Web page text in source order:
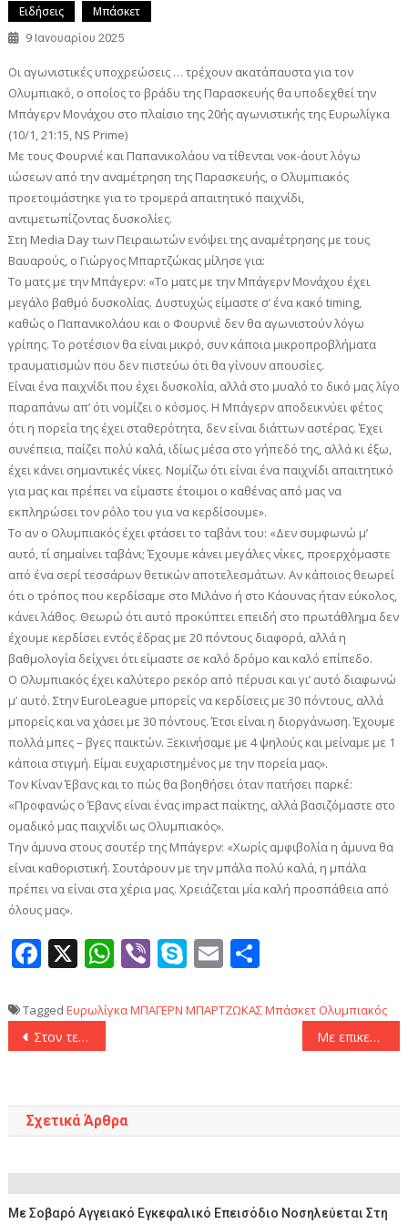
Ειδήσεις Μπάσκετ
9 Ιανουαρίου 2025
Οι αγωνιστικές υποχρεώσεις … τρέχουν ακατάπαυστα για τον
Ολυμπιακό, ο οποίος το βράδυ της Παρασκευής θα υποδεχθεί την
Μπάγερν Μονάχου στο πλαίσιο της 20ής αγωνιστικής της Ευρωλίγκα
(10/1, 21:15, NS Prime)
Με τους Φουρνιέ και Παπανικολάου να τίθενται νοκ-άουτ λόγω
ιώσεων από την αναμέτρηση της Παρασκευής, ο Ολυμπιακός
προετοιμάστηκε για το τρομερά απαιτητικό παιχνίδι,
αντιμετωπίζοντας δυσκολίες.
Στη Media Day των Πειραιωτών ενόψει της αναμέτρησης με τους
Βαυαρούς, ο Γιώργος Μπαρτζώκας μίλησε για:
Το ματς με την Μπάγερν: «Το ματς με την Μπάγερν Μονάχου έχει
μεγάλο βαθμό δυσκολίας. Δυστυχώς είμαστε σ’ ένα κακό timing,
καθώς ο Παπανικολάου και ο Φουρνιέ δεν θα αγωνιστούν λόγω
γρίπης. Το ροτέσιον θα είναι μικρό, συν κάποια μικροπροβλήματα
τραυματισμών που δεν πιστεύω ότι θα γίνουν απουσίες.
Είναι ένα παιχνίδι που έχει δυσκολία, αλλά στο μυαλό το δικό μας λίγο
παραπάνω απ’ ότι νομίζει ο κόσμος. Η Μπάγερν αποδεικνύει φέτος
ότι η πορεία της έχει σταθερότητα, δεν είναι διάττων αστέρας. Έχει
συνέπεια, παίζει πολύ καλά, ιδίως μέσα στο γήπεδό της, αλλά κι έξω,
έχει κάνει σημαντικές νίκες. Νομίζω ότι είναι ένα παιχνίδι απαιτητικό
για μας και πρέπει να είμαστε έτοιμοι ο καθένας από μας να
εκπληρώσει τον ρόλο του για να κερδίσουμε».
Το αν ο Ολυμπιακός έχει φτάσει το ταβάνι του: «Δεν συμφωνώ μ’
αυτό, τί σημαίνει ταβάνι; Έχουμε κάνει μεγάλες νίκες, προερχόμαστε
από ένα σερί τεσσάρων θετικών αποτελεσμάτων. Αν κάποιος θεωρεί
ότι ο τρόπος που κερδίσαμε στο Μιλάνο ή στο Κάουνας ήταν εύκολος,
κάνει λάθος. Θεωρώ ότι αυτό προκύπτει επειδή στο πρωτάθλημα δεν
έχουμε κερδίσει εντός έδρας με 20 πόντους διαφορά, αλλά η
βαθμολογία δείχνει ότι είμαστε σε καλό δρόμο και καλό επίπεδο.
Ο Ολυμπιακός έχει καλύτερο ρεκόρ από πέρυσι και γι’ αυτό διαφωνώ
μ’ αυτό. Στην EuroLeague μπορείς να κερδίσεις με 30 πόντους, αλλά
μπορείς και να χάσει με 30 πόντους. Έτσι είναι η διοργάνωση. Έχουμε
πολλά μπες – βγες παικτών. Ξεκινήσαμε με 4 ψηλούς και μείναμε με 1
κάποια στιγμή. Είμαι ευχαριστημένος με την πορεία μας».
Τον Κίναν Έβανς και το πώς θα βοηθήσει όταν πατήσει παρκέ:
«Προφανώς ο Έβανς είναι ένας impact παίκτης, αλλά βασιζόμαστε στο
ομαδικό μας παιχνίδι ως Ολυμπιακός».
Την άμυνα στους σουτέρ της Μπάγερν: «Χωρίς αμφιβολία η άμυνα θα
είναι καθοριστική. Σουτάρουν με την μπάλα πολύ καλά, η μπάλα
πρέπει να είναι στα χέρια μας. Χρειάζεται μία καλή προσπάθεια από
όλους μας».
Facebook
X WhatsApp
ViberSkype
Email
Tagged ΕυρωλίγκαΜΠΑΓΕΡΝ ΜΠΑΡΤΖΩΚΑΣΜπάσκετ Ολυμπιακός
Πλοήγηση
Στον τελικό η Μπαρτσελόνα, «καθάρισε» την Αθλέτικ Μπιλμπάο με 2-0 Με επικεφαλής αποστολής τον Μάριο Ηλιόπουλο η ΑΕΚ στην Τούμπα
Σχετικά Άρθρα
Με Σοβαρό Αγγειακό Εγκεφαλικό Επεισόδιο Νοσηλεύεται Στη